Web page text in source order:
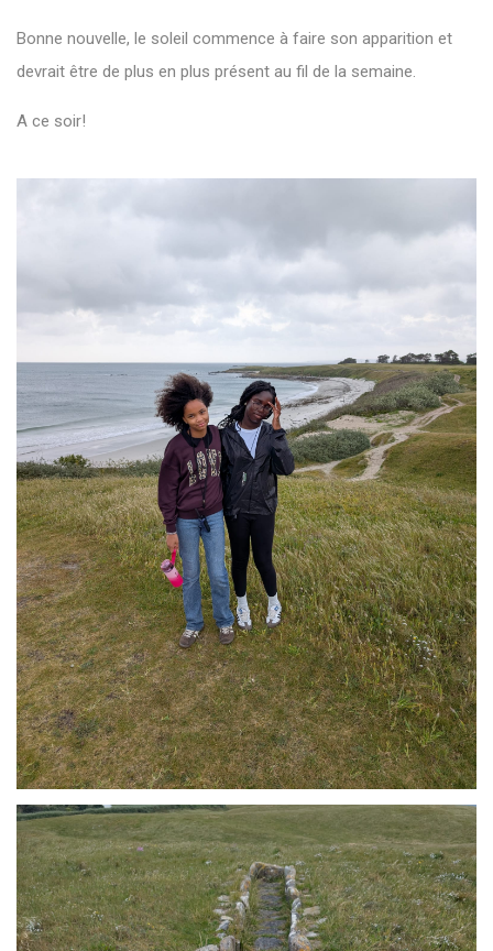
Bonne nouvelle, le soleil commence à faire son apparition et
devrait être de plus en plus présent au fil de la semaine.
A ce soir!